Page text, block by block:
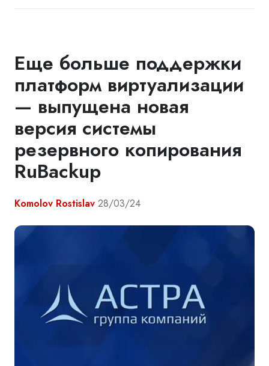
Еще больше поддержки
платформ виртуализации
— выпущена новая
версия системы
резервного копирования
RuBackup
Komolov Rostislav 28/03/24